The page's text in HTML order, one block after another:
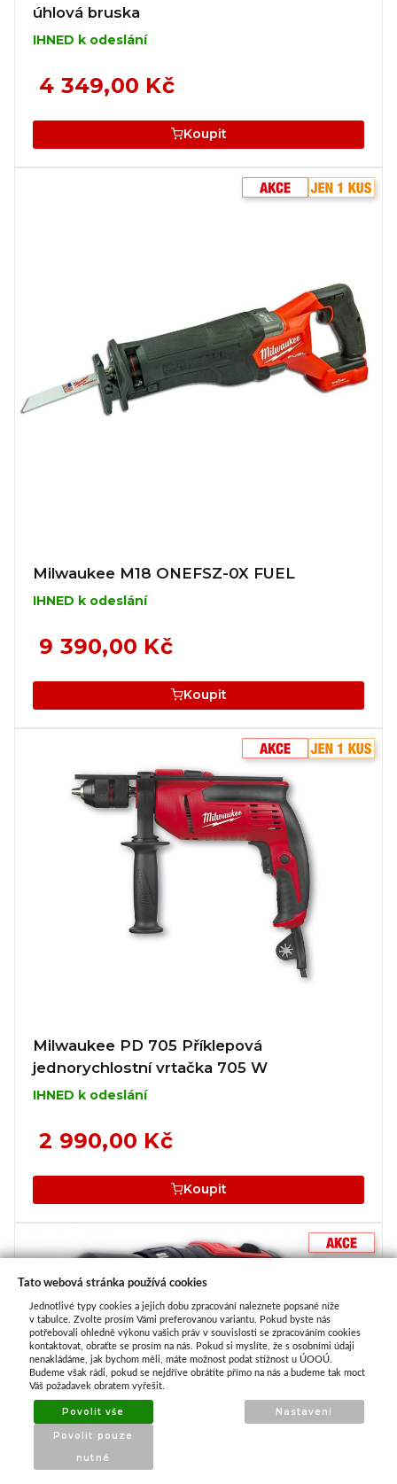
úhlová bruska
IHNED k odeslání
4 349,00 Kč
Koupit
Milwaukee M18 ONEFSZ-0X FUEL
IHNED k odeslání
9 390,00 Kč
Koupit
Milwaukee PD 705 Příklepová
jednorychlostní vrtačka 705 W
IHNED k odeslání
2 990,00 Kč
Koupit
Tato webová stránka používá cookies
Jednotlivé typy cookies a jejich dobu zpracování naleznete popsané níže
v tabulce. Zvolte prosím Vámi preferovanou variantu. Pokud byste nás
potřebovali ohledně výkonu vašich práv v souvislosti se zpracováním cookies
kontaktovat, obraťte se prosím na nás. Pokud si myslíte, že s osobními údaji
nenakládáme, jak bychom měli, máte možnost podat stížnost u ÚOOÚ.
Budeme však rádi, pokud se nejdříve obrátíte přímo na nás a budeme tak moct
Váš požadavek obratem vyřešit.
Povolit vše
Povolit pouze
nutné
Nastavení